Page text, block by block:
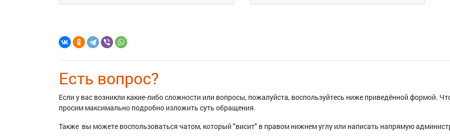
Есть вопрос?
Если у вас возникли какие-либо сложности или вопросы, пожалуйста, воспользуйтесь ниже приведённой формой.
просим максимально подробно изложить суть обращения.
Также вы можете воспользоваться чатом, который "висит" в правом нижнем углу или написать напрямую